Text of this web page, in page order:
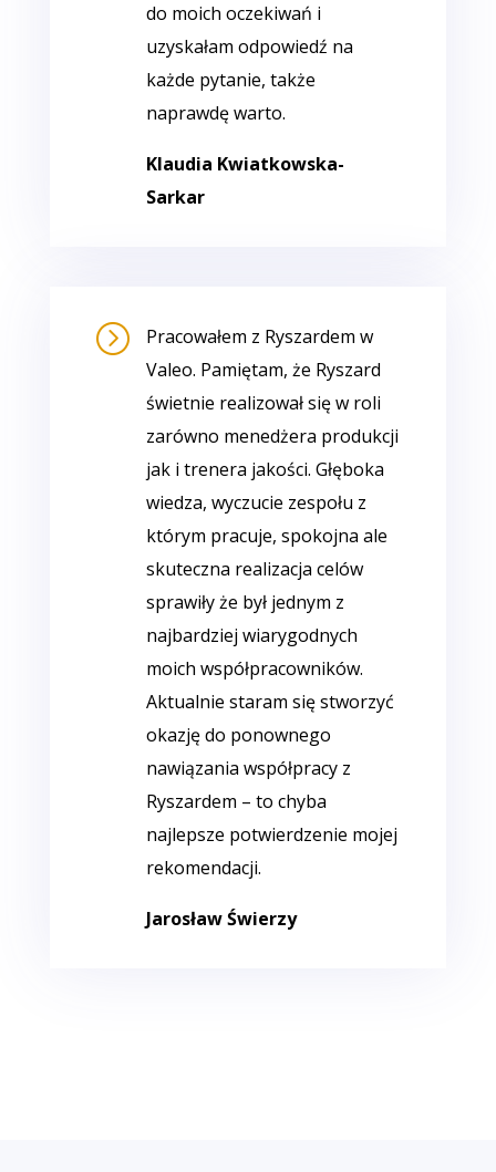
do moich oczekiwań i
uzyskałam odpowiedź na
każde pytanie, także
naprawdę warto.
Klaudia Kwiatkowska-
Sarkar
=
Pracowałem z Ryszardem w
Valeo. Pamiętam, że Ryszard
świetnie realizował się w roli
zarówno menedżera produkcji
jak i trenera jakości. Głęboka
wiedza, wyczucie zespołu z
którym pracuje, spokojna ale
skuteczna realizacja celów
sprawiły że był jednym z
najbardziej wiarygodnych
moich współpracowników.
Aktualnie staram się stworzyć
okazję do ponownego
nawiązania współpracy z
Ryszardem – to chyba
najlepsze potwierdzenie mojej
rekomendacji.
Jarosław Świerzy